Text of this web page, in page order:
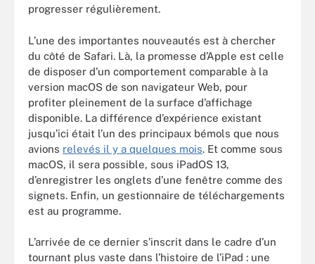
progresser régulièrement.
L’une des importantes nouveautés est à chercher
du côté de Safari. Là, la promesse d’Apple est celle
de disposer d’un comportement comparable à la
version macOS de son navigateur Web, pour
profiter pleinement de la surface d’affichage
disponible. La différence d’expérience existant
jusqu’ici était l’un des principaux bémols que nous
avions relevés il y a quelques mois. Et comme sous
macOS, il sera possible, sous iPadOS 13,
d’enregistrer les onglets d’une fenêtre comme des
signets. Enfin, un gestionnaire de téléchargements
est au programme.
L’arrivée de ce dernier s’inscrit dans le cadre d’un
tournant plus vaste dans l’histoire de l’iPad : une